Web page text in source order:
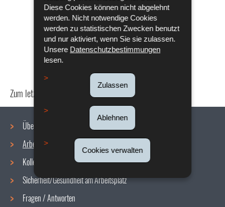
Diese Cookies können nicht abgelehnt
werden. Nicht notwendige Cookies
werden zu statistischen Zwecken benutzt
und nur aktiviert, wenn Sie sie zulassen.
Unsere Datenschutzbestimmungen
lesen.
Zulassen
Ablehnen
Cookies verwalten
Zum letzten Mal aktualisiert am 18/12/2019
Navigationsmenü
Über uns
Arbeitsbedingungen
Kollektive Vereinbarungen
Sicherheit/Gesundheit am Arbeitsplatz
Fragen / Antworten